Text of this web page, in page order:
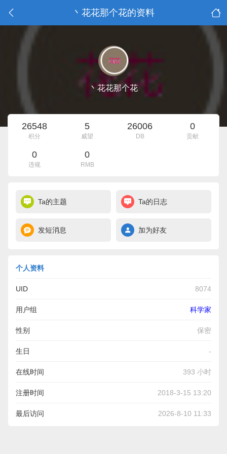
丶花花那个花的资料
丶花花那个花
26548
积分
5
威望
26006
DB
0
贡献
0
违规
0
RMB
Ta的主题 Ta的日志
发短消息 加为好友
个人资料
UID 8074
用户组 科学家
性别 保密
生日 -
在线时间 393 小时
注册时间 2018-3-15 13:20
最后访问 2026-8-10 11:33